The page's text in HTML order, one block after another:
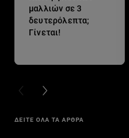
μαλλιών σε 3
δευτερόλεπτα;
Γίνεται!
PREVIOUS CARD
NEXT CARD
ΔΕΙΤΕ ΟΛΑ ΤΑ ΑΡΘΡΑ